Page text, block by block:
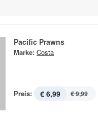
Pacific Prawns
Marke: Costa
Preis: € 6,99 € 9,99